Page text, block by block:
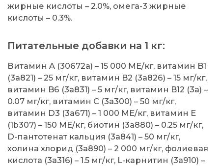
жирные кислоты – 2.0%, омега-3 жирные
кислоты – 0.3%.
Питательные добавки на 1 кг:
Витамин A (30672a) – 15 000 МЕ/кг, витамин B1
(3a821) – 25 мг/кг, витамин B2 (3a826) – 15 мг/кг,
витамин B6 (3a831) – 5 мг/кг, витамин B12 (3а) –
0.07 мг/кг, витамин C (3a300) – 50 мг/кг,
витамин D3 (3a671) – 1 000 МЕ/кг, витамин E
(1b307) – 150 МЕ/кг, биотин (3a880) – 0.25 мг/кг,
D-пантотенат кальция (3a841) – 50 мг/кг,
холина хлорид (3a890) – 2 000 мг/кг, фолиевая
кислота (3a316) – 1.5 мг/кг, L-карнитин (3a910) –